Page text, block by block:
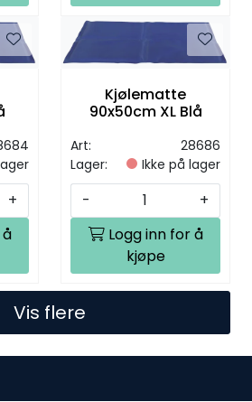
+
Kjølematte
90x50cm XL Blå
Art:
28686
Lager:
Ikke på lager
-
+
Logg inn for å
kjøpe
Vis flere